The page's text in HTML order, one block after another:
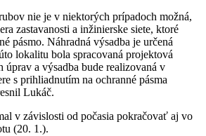
nie je v niektorých prípadoch možná,
zastavanosti a inžinierske siete, ktoré
pásmo. Náhradná výsadba je určená
lokalitu bola spracovaná projektová
úprav a výsadba bude realizovaná v
s prihliadnutím na ochranné pásma
Lukáč.
v závislosti od počasia pokračovať aj vo
(20. 1.).